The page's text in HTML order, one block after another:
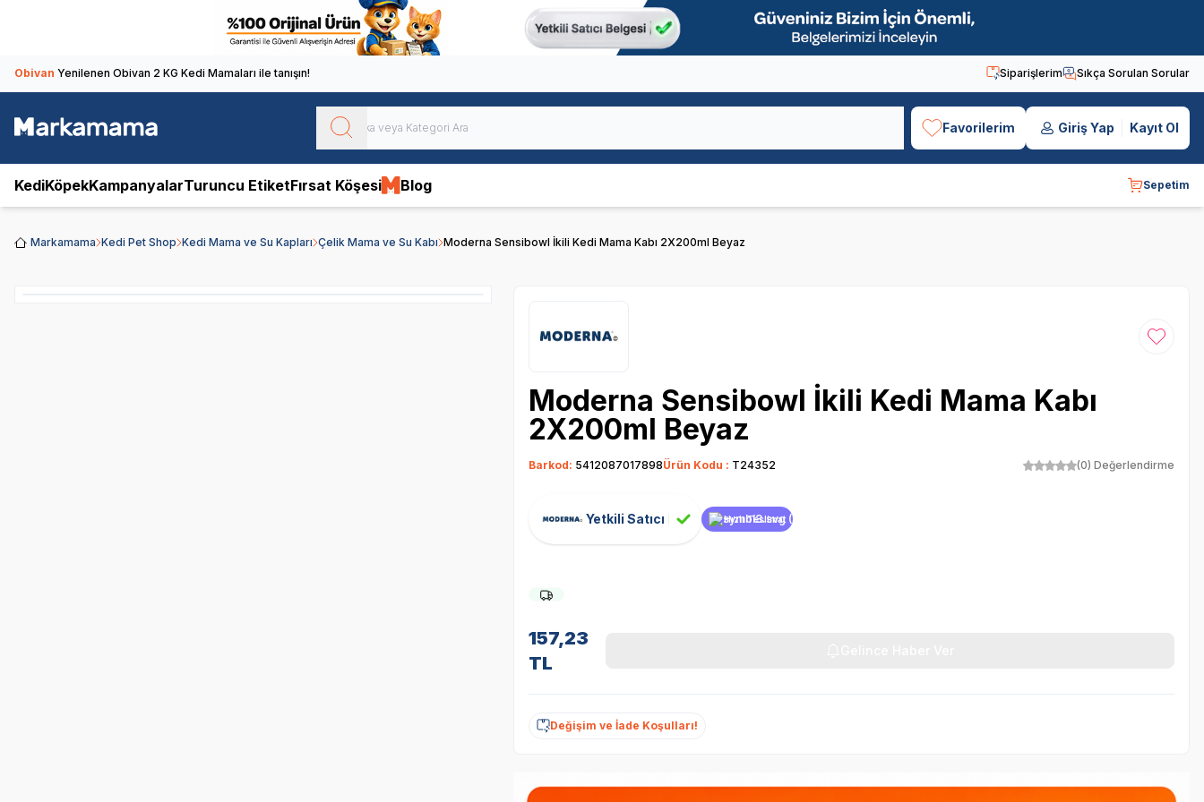
Obivan Yenilenen Obivan 2 KG Kedi Mamaları ile tanışın! Siparişlerim Sıkça Sorulan Sorular
Favorilerim Giriş Yap Kayıt Ol
KediKöpekKampanyalarTuruncu EtiketFırsat Köşesi Blog Sepetim
Markamama Kedi Pet Shop Kedi Mama ve Su Kapları Çelik Mama ve Su Kabı Moderna Sensibowl İkili Kedi Mama Kabı 2X200ml Beyaz
Favoriye
Moderna Sensibowl İkili Kedi Mama Kabı
2X200ml Beyaz
Barkod: 5412087017898Ürün Kodu : T24352 (0) Değerlendirme
Yetkili Satıcı Hızlı Teslimat
157,23
TL
Değişim ve İade Koşulları!